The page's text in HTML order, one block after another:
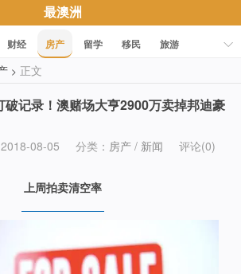
最澳洲
财经 房产 留学 移民
旅游
文化
> 正文
破记录！澳赌场大亨2900万卖掉邦迪豪
08-05 分类： 房产 / 新闻 评论(0)
上周拍卖清空率